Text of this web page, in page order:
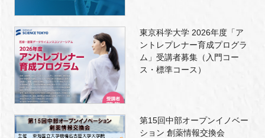
東京科学大学 2026年度「ア
ントレプレナー育成プログラ
ム」受講者募集（入門コー
ス・標準コース）
第15回中部オープンイノベー
ション 創薬情報交換会